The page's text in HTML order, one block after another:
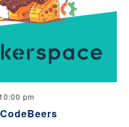
10:00 pm